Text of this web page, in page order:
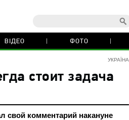
ВІДЕО ФОТО
УКРАЇНА
стоит задача
свой комментарий накануне